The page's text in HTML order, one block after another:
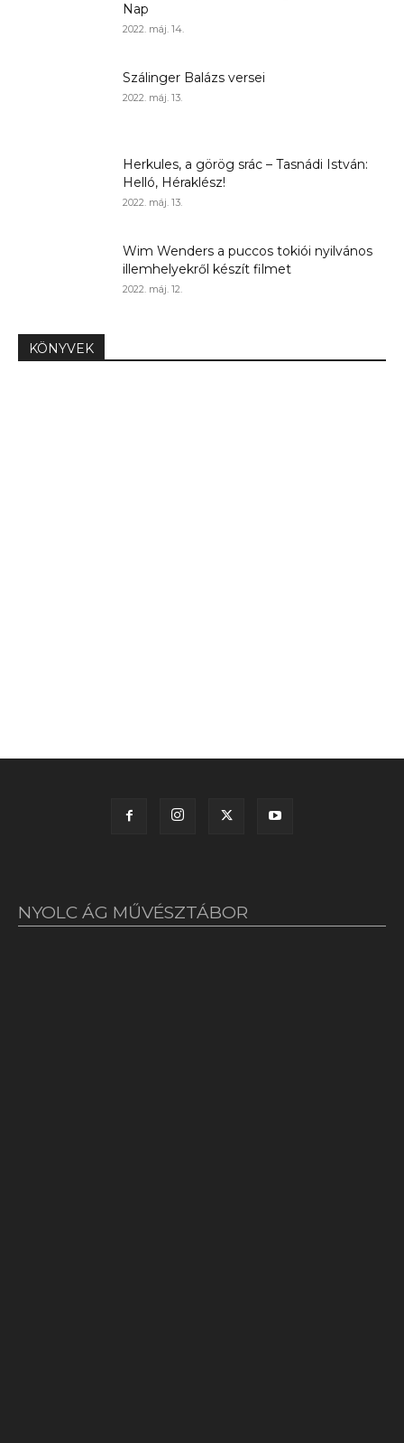
Nap
2022. máj. 14.
Szálinger Balázs versei
2022. máj. 13.
Herkules, a görög srác – Tasnádi István:
Helló, Héraklész!
2022. máj. 13.
Wim Wenders a puccos tokiói nyilvános
illemhelyekről készít filmet
2022. máj. 12.
KÖNYVEK
NYOLC ÁG MŰVÉSZTÁBOR